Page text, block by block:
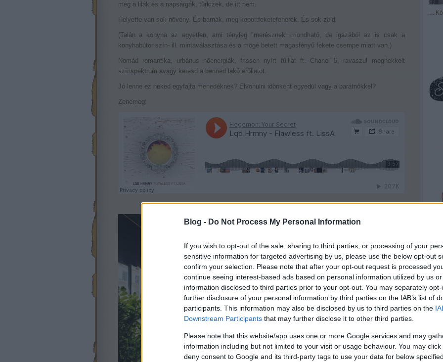
Blog - Do Not Process My Personal Information
If you wish to opt-out of the sale, sharing to third parties, or processing of your
sensitive information for targeted advertising by us, please use the below opt-out
confirm your selection. Please note that after your opt-out request is processed
continue seeing interest-based ads based on personal information utilized by us
information disclosed to third parties prior to your opt-out. You may separately
further disclosure of your personal information by third parties on the IAB’s list of
participants. This information may also be disclosed by us to third parties on the
Downstream Participants that may further disclose it to other third parties.
Please note that this website/app uses one or more Google services and may
information including but not limited to your visit or usage behaviour. You may
deny consent to Google and its third-party tags to use your data for below
meg a lilák és a napsárgák, türkizek, de itt nem.
Helyette van sok növény. És barnák, meg kopottfeketefehérek. És sok zöld.
(Talán a konyha az egyetlen, ami tényleg "merésznek" mondható, de igazából az is csak a
konyhabútor szín- ill. mintaválasztása és a mögé betett magasfényű fekete csempe miatt van.)
Nomád romantika, urbánus nőenergiák, frissen nyírt fűillat ft. Chanel 5, ravaszul meghekkelt
színspektrum avagy keresd a benned lakó erőllatot.
Jó lenne ez neked egyfajta menedéknek? Elvonulni időnként egyedül vagy a barátnőkkel?
Zenemeg: